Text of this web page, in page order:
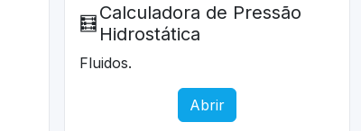
🧮 Calculadora de Pressão
Hidrostática
Fluidos.
Abrir